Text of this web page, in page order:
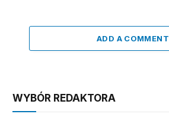
ADD A COMMENT
WYBÓR REDAKTORA